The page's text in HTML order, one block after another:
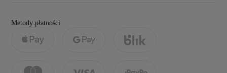
Metody płatności